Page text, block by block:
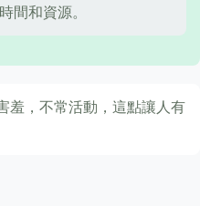
間和資源。
羞，不常活動，這點讓人有